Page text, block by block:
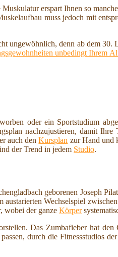
erspart Ihnen so
muss jedoch mit
ungewöhnlich, denn ab dem
unbedingt Ihrem
oder ein Sportstudium
nachzujustieren, damit Ihre
auch denKursplan zur Hand und
der Trend in jedem Studio.
geborenen Joseph
Wechselspiel
wobei der ganze Körper
Das Zumbafieber hat den
durch die Fitnessstudios